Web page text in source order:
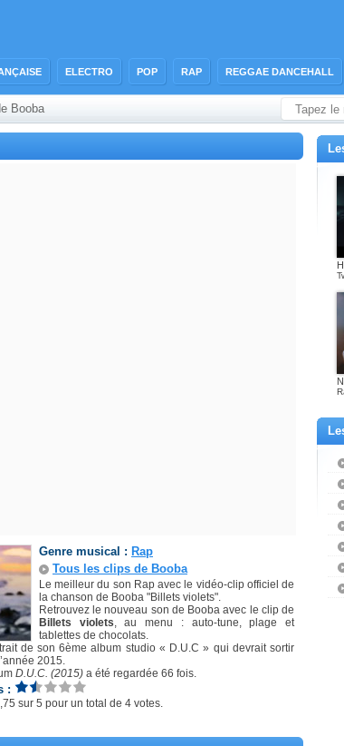
ELECTRO POP RAP REGGAE DANCEHALL
Booba
Genre musical : Rap
Tous les clips de Booba
Le meilleur du son Rap avec le vidéo-clip officiel de
la chanson de Booba "Billets violets".
Retrouvez le nouveau son de Booba avec le clip de
Billets violets, au menu : auto-tune, plage et
tablettes de chocolats.
de son 6ème album studio « D.U.C » qui devrait sortir
2015.
D.U.C. (2015) a été regardée 66 fois.
:
sur 5 pour un total de 4 votes.